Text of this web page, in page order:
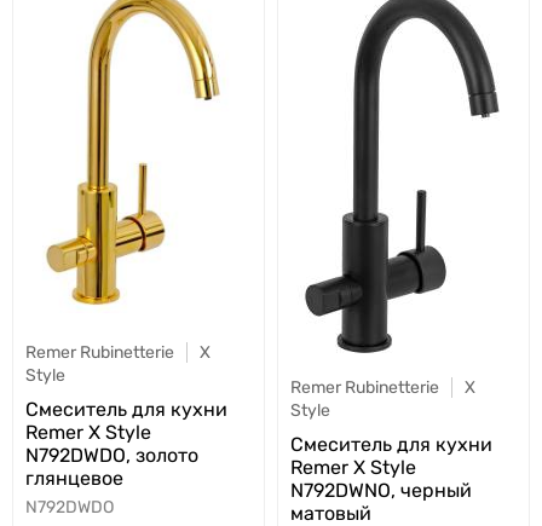
Remer Rubinetterie
X
Style
Cмеситель для кухни
Remer X Style
N792DWDO, золото
глянцевое
N792DWDO
Remer Rubinetterie
X
Style
Cмеситель для кухни
Remer X Style
N792DWNO, черный
матовый